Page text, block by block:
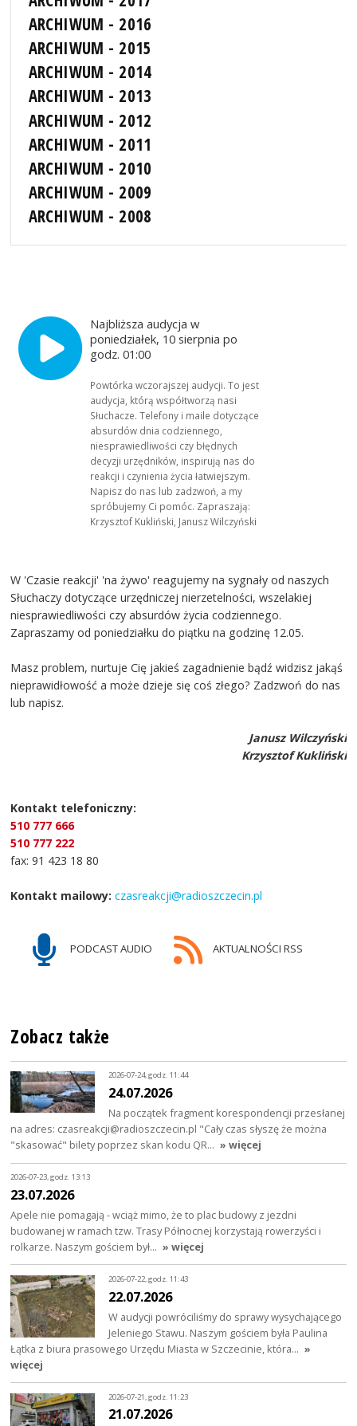
ARCHIWUM - 2016
ARCHIWUM - 2015
ARCHIWUM - 2014
ARCHIWUM - 2013
ARCHIWUM - 2012
ARCHIWUM - 2011
ARCHIWUM - 2010
ARCHIWUM - 2009
ARCHIWUM - 2008
Najbliższa audycja w
poniedziałek, 10 sierpnia po
godz. 01:00
Powtórka wczorajszej audycji. To jest
audycja, którą współtworzą nasi
Słuchacze. Telefony i maile dotyczące
absurdów dnia codziennego,
niesprawiedliwości czy błędnych
decyzji urzędników, inspirują nas do
reakcji i czynienia życia łatwiejszym.
Napisz do nas lub zadzwoń, a my
spróbujemy Ci pomóc. Zapraszają:
Krzysztof Kukliński, Janusz Wilczyński
W 'Czasie reakcji' 'na żywo' reagujemy na sygnały od naszych
Słuchaczy dotyczące urzędniczej nierzetelności, wszelakiej
niesprawiedliwości czy absurdów życia codziennego.
Zapraszamy od poniedziałku do piątku na godzinę 12.05.
Masz problem, nurtuje Cię jakieś zagadnienie bądź widzisz jakąś
nieprawidłowość a może dzieje się coś złego? Zadzwoń do nas
lub napisz.
Janusz Wilczyński
Krzysztof Kukliński
Kontakt telefoniczny:
510 777 666
510 777 222
fax: 91 423 18 80
Kontakt mailowy: czasreakcji@radioszczecin.pl
PODCAST AUDIO AKTUALNOŚCI RSS
Zobacz także
2026-07-24, godz. 11:44
24.07.2026
Na początek fragment korespondencji przesłanej
na adres: czasreakcji@radioszczecin.pl "Cały czas słyszę że można
"skasować" bilety poprzez skan kodu QR… » więcej
2026-07-23, godz. 13:13
23.07.2026
Apele nie pomagają - wciąż mimo, że to plac budowy z jezdni
budowanej w ramach tzw. Trasy Północnej korzystają rowerzyści i
rolkarze. Naszym gościem był… » więcej
2026-07-22, godz. 11:43
22.07.2026
W audycji powróciliśmy do sprawy wysychającego
Jeleniego Stawu. Naszym gościem była Paulina
Łątka z biura prasowego Urzędu Miasta w Szczecinie, która… »
więcej
2026-07-21, godz. 11:23
21.07.2026